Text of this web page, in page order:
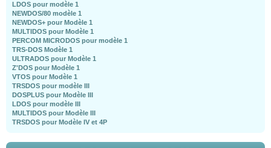
LDOS pour modèle 1
NEWDOS/80 modèle 1
NEWDOS+ pour Modèle 1
MULTIDOS pour Modèle 1
PERCOM MICRODOS pour modèle 1
TRS-DOS Modèle 1
ULTRADOS pour Modèle 1
Z'DOS pour Modèle 1
VTOS pour Modèle 1
TRSDOS pour modèle III
DOSPLUS pour Modèle III
LDOS pour modèle III
MULTIDOS pour Modèle III
TRSDOS pour Modèle IV et 4P